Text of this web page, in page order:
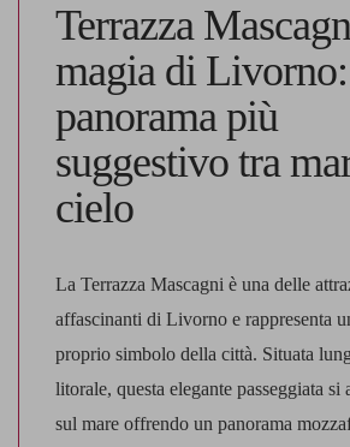
Terrazza
magia di
panorama più
suggestivo tra
cielo
La Terrazza Mascagni è una delle
affascinanti di Livorno e rappresenta
proprio simbolo della città. Situata
litorale, questa elegante passeggiata si
sul mare offrendo un panorama